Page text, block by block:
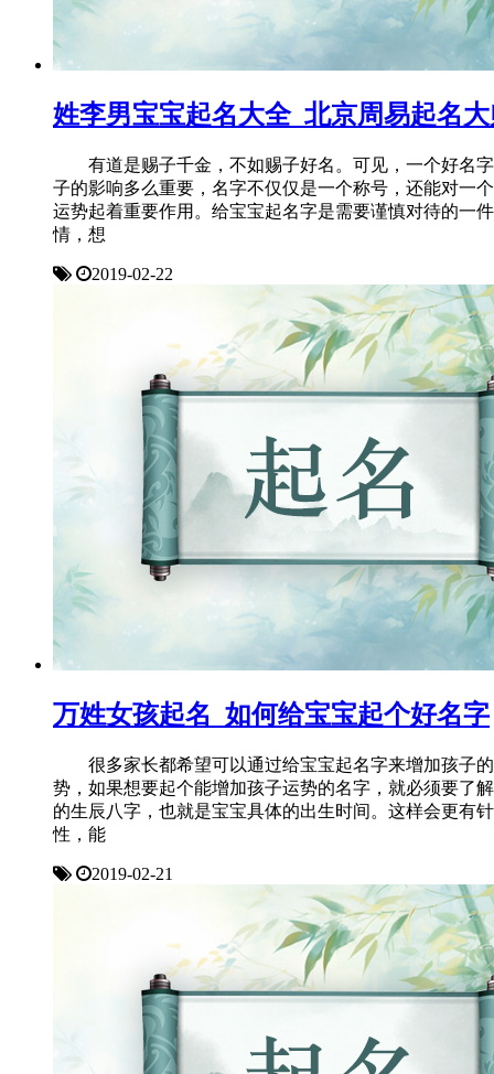
姓李男宝宝起名大全_北京周易起名
有道是赐子千金，不如赐子好名。可见，一个好名
子的影响多么重要，名字不仅仅是一个称号，还能对一
运势起着重要作用。给宝宝起名字是需要谨慎对待的一
情，想
2019-02-22
万姓女孩起名_如何给宝宝起个好名字
很多家长都希望可以通过给宝宝起名字来增加孩子
势，如果想要起个能增加孩子运势的名字，就必须要了
的生辰八字，也就是宝宝具体的出生时间。这样会更有
性，能
2019-02-21